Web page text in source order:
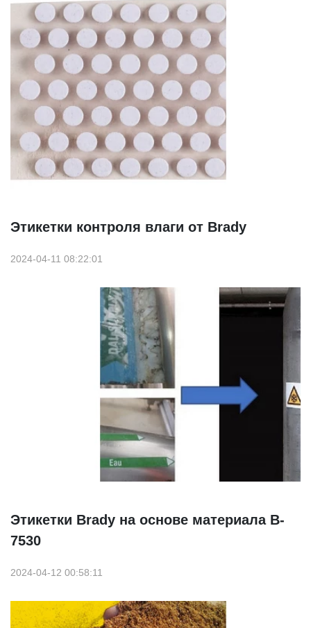
Этикетки контроля влаги от Brady
2024-04-11 08:22:01
Этикетки Brady на основе материала B-
7530
2024-04-12 00:58:11